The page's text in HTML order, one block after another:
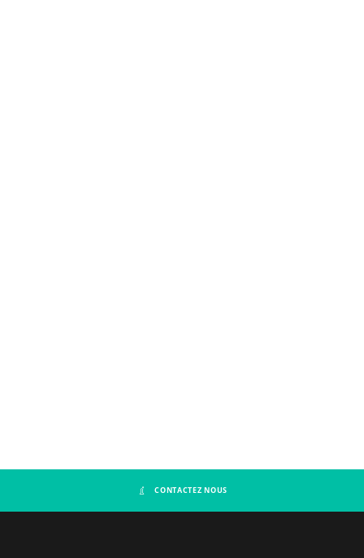
CONTACTEZ NOUS